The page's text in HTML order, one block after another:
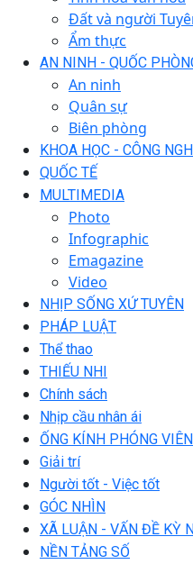
Đất và người
Ẩm thực
AN NINH - QUỐC
An ninh
Quân sự
Biên phòng
KHOA HỌC - CÔNG
QUỐC TẾ
MULTIMEDIA
Photo
Infographic
Emagazine
Video
NHỊP SỐNG XỨ TUYÊN
PHÁP LUẬT
Thể thao
THIẾU NHI
Chính sách
Nhịp cầu nhân ái
ỐNG KÍNH PHÓNG VIÊN
Giải trí
Người tốt - Việc tốt
GÓC NHÌN
XÃ LUẬN - VẤN ĐỀ KỲ
NỀN TẢNG SỐ